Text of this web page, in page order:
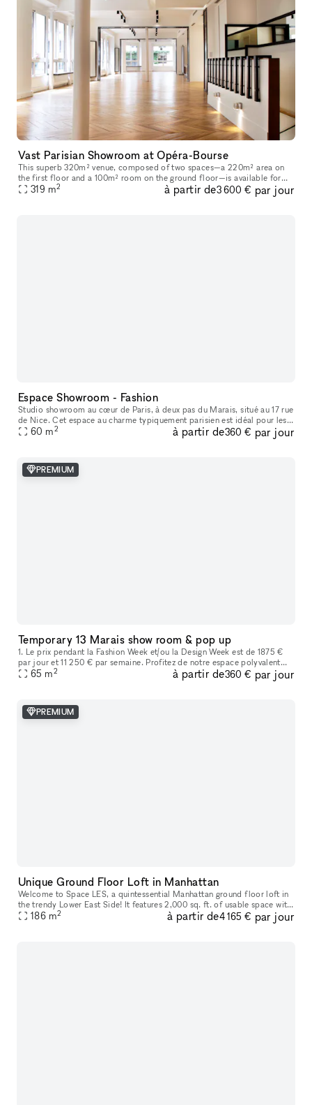
Vast Parisian Showroom at Opéra-Bourse
This superb 320m² venue, composed of two spaces—a 220m² area on
the first floor and a 100m² room on the ground floor—is available for
short-term rental to host your Showrooms, Pop-Up Stores, Temporar
319 m2 à partir de3 600 € par jour
Espace Showroom - Fashion
Studio showroom au cœur de Paris, à deux pas du Marais, situé au 17 rue
de Nice. Cet espace au charme typiquement parisien est idéal pour les
showrooms, présentations de collections, pop-ups et événe
60 m2 à partir de360 € par jour
PREMIUM
Temporary 13 Marais show room & pop up
1. Le prix pendant la Fashion Week et/ou la Design Week est de 1875 €
par jour et 11 250 € par semaine. Profitez de notre espace polyvalent
idéal pour les showrooms de mode, les produits de luxe, les
65 m2 à partir de360 € par jour
PREMIUM
Unique Ground Floor Loft in Manhattan
Welcome to Space LES, a quintessential Manhattan ground floor loft in
the trendy Lower East Side! It features 2,000 sq. ft. of usable space with
a comfortable capacity of 125 people, 11 ft ceiling, a
186 m2 à partir de4 165 € par jour